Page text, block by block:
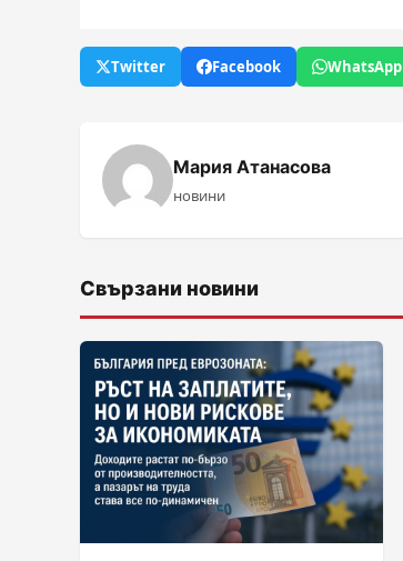
Twitter Facebook WhatsApp
Мария Атанасова
новини
Свързани новини